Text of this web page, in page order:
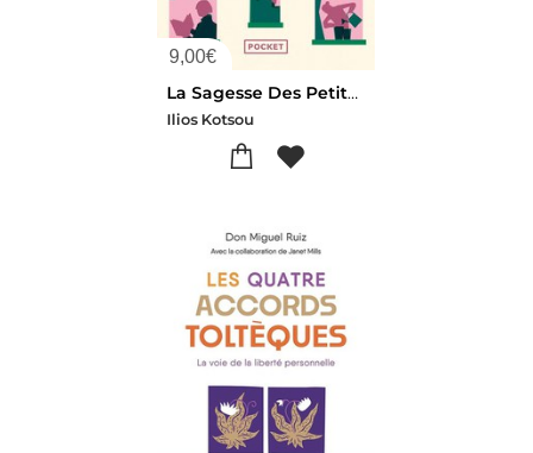
9,00€
La Sagesse Des Petits Riens : Se Liberer Des Prisons Interieures
Ilios Kotsou